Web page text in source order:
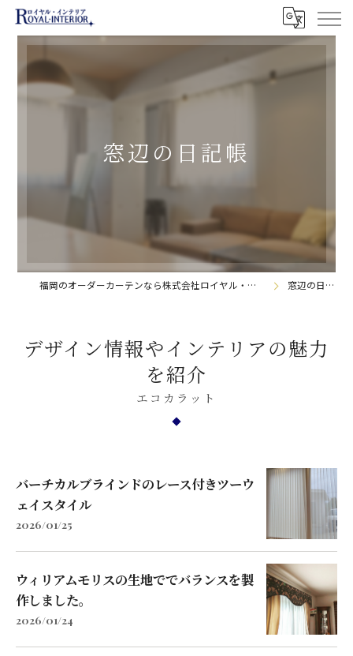
窓辺の日記帳
福岡のオーダーカーテンなら株式会社ロイヤル・インテリア 窓辺の日記帳
デザイン情報やインテリアの魅力
を紹介
エコカラット
バーチカルブラインドのレース付きツーウ
ェイスタイル
2026/01/25
ウィリアムモリスの生地ででバランスを製
作しました。
2026/01/24